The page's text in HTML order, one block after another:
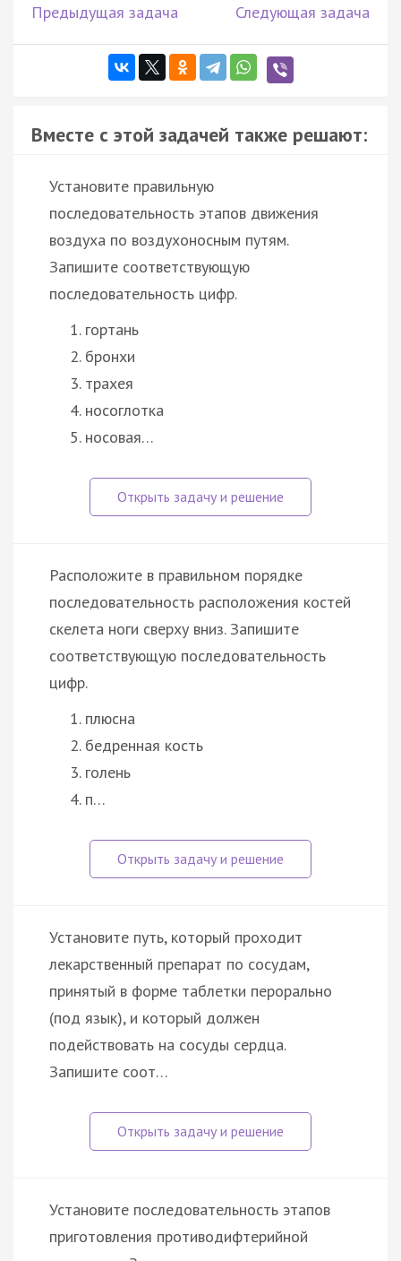
Предыдущая задача Следующая задача
Вместе с этой задачей также решают:
Установите правильную
последовательность этапов движения
воздуха по воздухоносным путям.
Запишите соответствующую
последовательность цифр.
гортань
бронхи
трахея
носоглотка
носовая…
Расположите в правильном порядке
последовательность расположения костей
скелета ноги сверху вниз. Запишите
соответствующую последовательность
цифр.
плюсна
бедренная кость
голень
п…
Установите путь, который проходит
лекарственный препарат по сосудам,
принятый в форме таблетки перорально
(под язык), и который должен
подействовать на сосуды сердца.
Запишите соот…
Установите последовательность этапов
приготовления противодифтерийной